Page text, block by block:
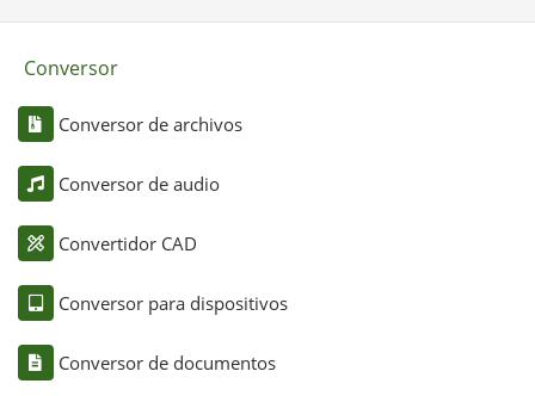
Conversor
Conversor de archivos
Conversor de audio
Convertidor CAD
Conversor para dispositivos
Conversor de documentos